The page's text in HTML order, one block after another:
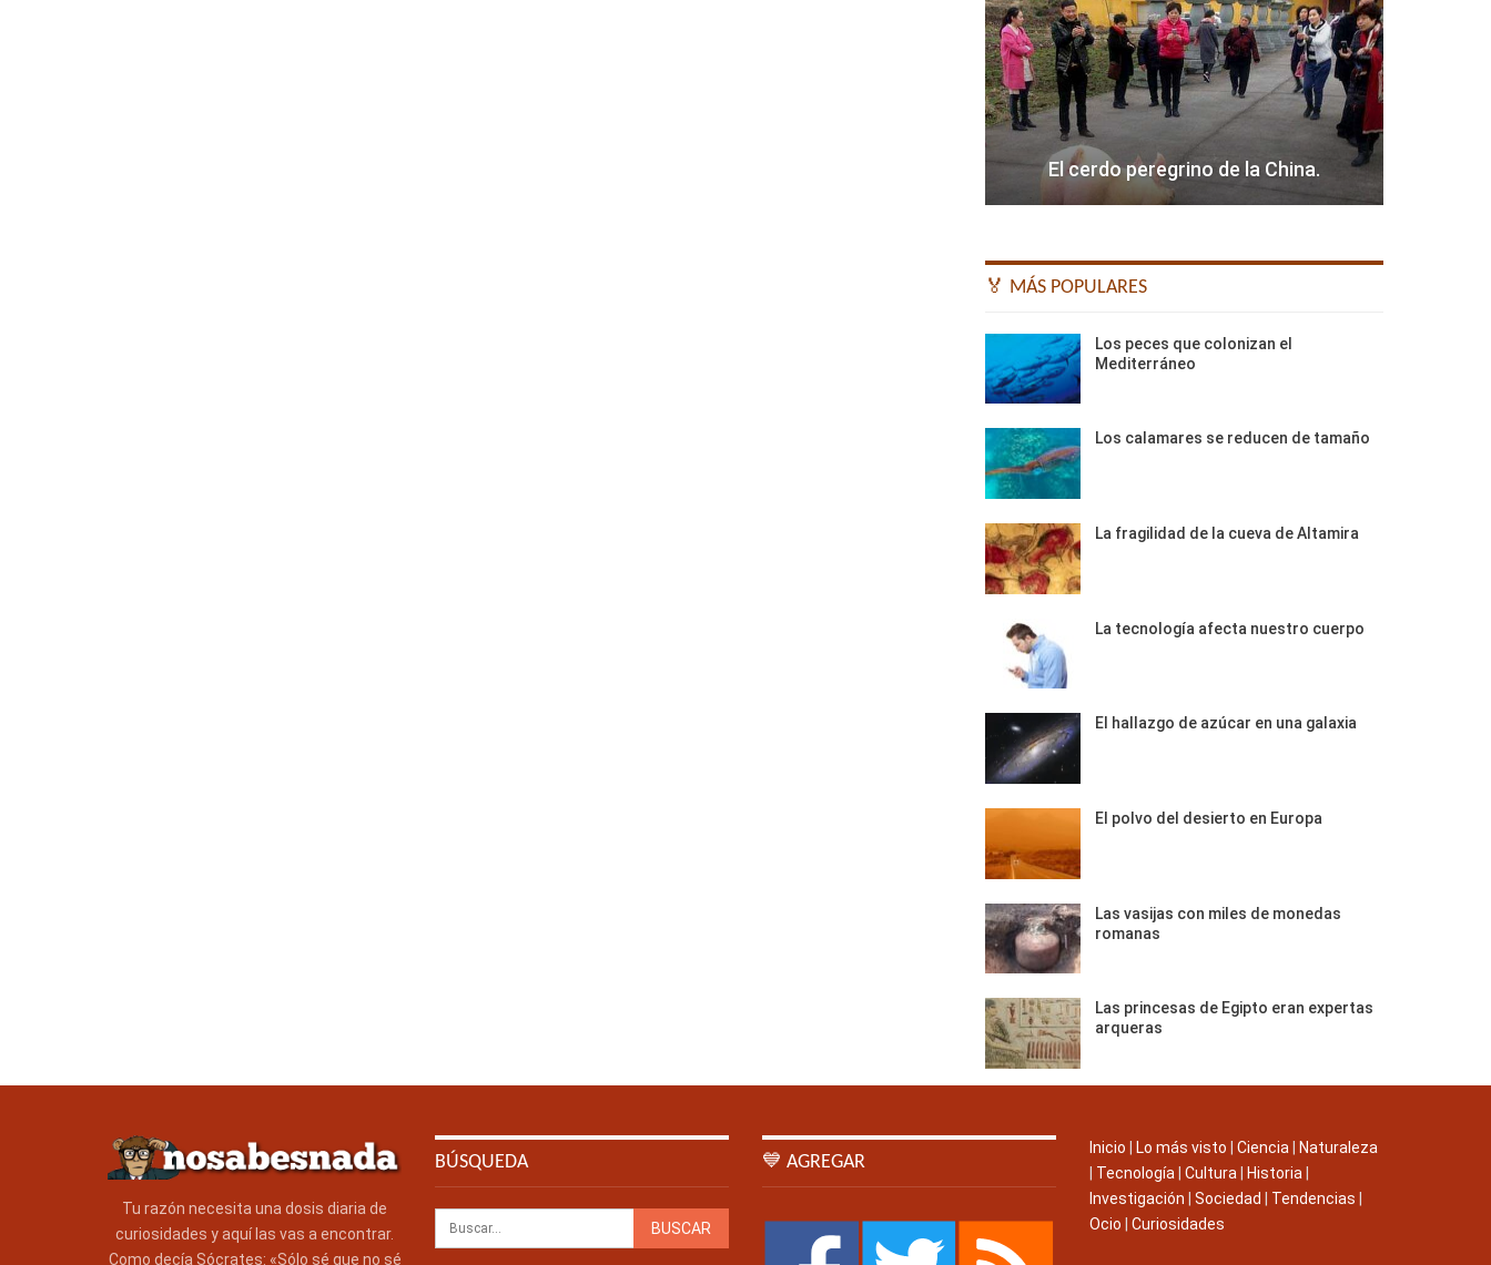
El cerdo peregrino de la China.
🏅 MÁS POPULARES
Los peces que colonizan el
Mediterráneo
Los calamares se reducen de tamaño
La fragilidad de la cueva de Altamira
La tecnología afecta nuestro cuerpo
El hallazgo de azúcar en una galaxia
El polvo del desierto en Europa
Las vasijas con miles de monedas
romanas
Las princesas de Egipto eran expertas
arqueras
Tu razón necesita una dosis diaria de
curiosidades y aquí las vas a encontrar.
Como decía Sócrates: «Sólo sé que no sé
BÚSQUEDA 💙 AGREGAR
Inicio Lo más visto Ciencia
Naturaleza
Tecnología Cultura Historia
Investigación
Sociedad Tendencias
Ocio
Curiosidades